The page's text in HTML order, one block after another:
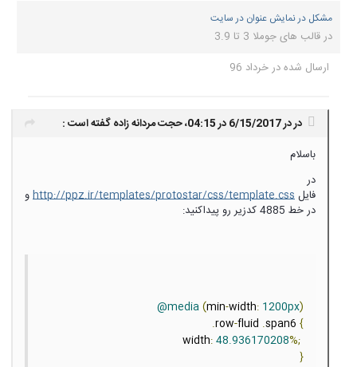
مشکل در نمایش عنوان در سایت
درقالب های جوملا 3 تا 3.9
ارسال شده درخرداد 96
در در 6/15/2017 در 04:15، حجت مردانه زادهگفته است :
باسلام
در
فایلhttp://ppz.ir/templates/protostar/css/template.cssو
در خط 4885 کدزیر رو پیداکنید:
@media(min-width: 1200px)
.row-fluid .span6 {
width:48.936170208%;
}